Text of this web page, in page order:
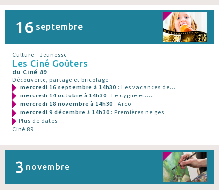
16 septembre
Culture - Jeunesse
Les Ciné Goûters
du Ciné 89
Découverte, partage et bricolage...
mercredi 16 septembre à 14h30 : Les vacances de...
mercredi 14 octobre à 14h30 : Le cygne et....
mercredi 18 novembre à 14h30 : Arco
mercredi 9 décembre à 14h30 : Premières neiges
Plus de dates ...
Ciné 89
3 novembre